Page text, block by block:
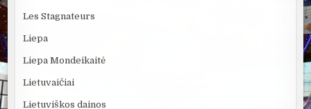
Les Stagnateurs
Liepa
Liepa Mondeikaitė
Lietuvaičiai
Lietuviškos dainos